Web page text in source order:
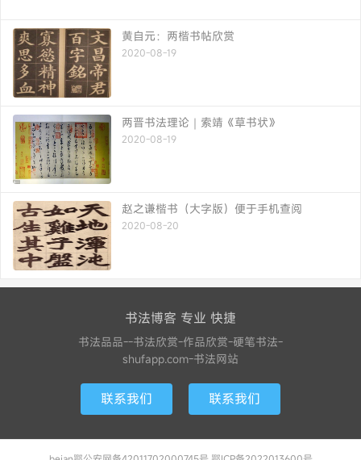
黄自元：两楷书帖欣赏
2020-08-19
两晋书法理论｜索靖《草书状》
2020-08-19
赵之谦楷书（大字版）便于手机查阅
2020-08-20
书法博客 专业 快捷
书法品品--书法欣赏-作品欣赏-硬笔书法-
shufapp.com-书法网站
联系我们 联系我们